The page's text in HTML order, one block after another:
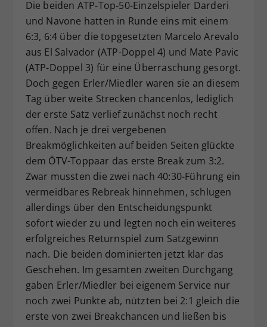
Die beiden ATP-Top-50-Einzelspieler Darderi
und Navone hatten in Runde eins mit einem
6:3, 6:4 über die topgesetzten Marcelo Arevalo
aus El Salvador (ATP-Doppel 4) und Mate Pavic
(ATP-Doppel 3) für eine Überraschung gesorgt.
Doch gegen Erler/Miedler waren sie an diesem
Tag über weite Strecken chancenlos, lediglich
der erste Satz verlief zunächst noch recht
offen. Nach je drei vergebenen
Breakmöglichkeiten auf beiden Seiten glückte
dem ÖTV-Toppaar das erste Break zum 3:2.
Zwar mussten die zwei nach 40:30-Führung ein
vermeidbares Rebreak hinnehmen, schlugen
allerdings über den Entscheidungspunkt
sofort wieder zu und legten noch ein weiteres
erfolgreiches Returnspiel zum Satzgewinn
nach. Die beiden dominierten jetzt klar das
Geschehen. Im gesamten zweiten Durchgang
gaben Erler/Miedler bei eigenem Service nur
noch zwei Punkte ab, nützten bei 2:1 gleich die
erste von zwei Breakchancen und ließen bis